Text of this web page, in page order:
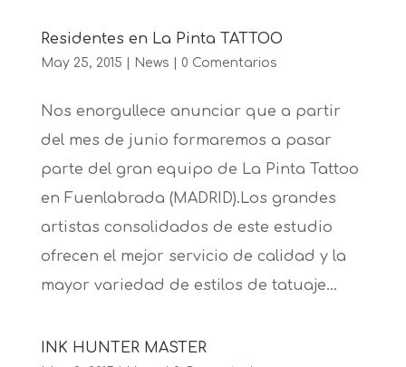
Residentes en La Pinta TATTOO
May 25, 2015 News 0 Comentarios
Nos enorgullece anunciar que a partir
del mes de junio formaremos a pasar
parte del gran equipo de La Pinta Tattoo
en Fuenlabrada (MADRID).Los grandes
artistas consolidados de este estudio
ofrecen el mejor servicio de calidad y la
mayor variedad de estilos de tatuaje...
INK HUNTER MASTER